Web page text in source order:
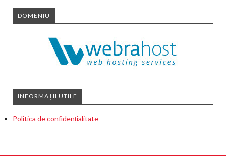
DOMENIU
INFORMAȚII UTILE
Politica de confidențialitate